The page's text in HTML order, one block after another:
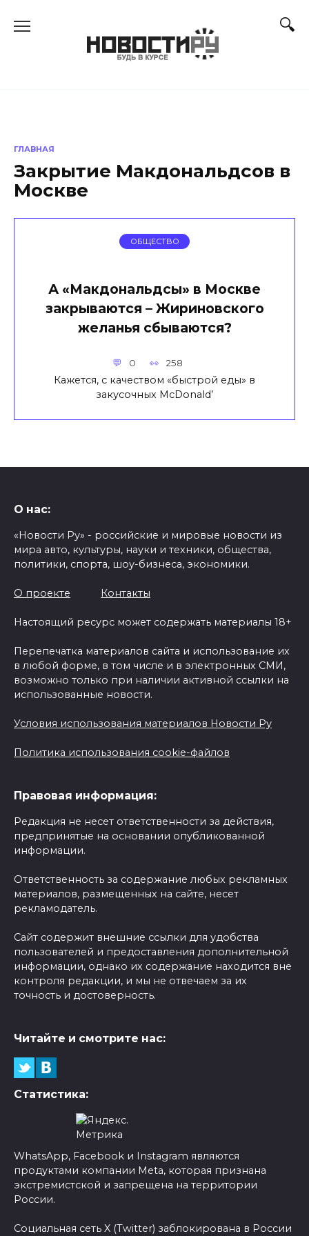
ГЛАВНАЯ
Закрытие Макдональдсов в
Москве
ОБЩЕСТВО
А «Макдональдсы» в Москве
закрываются – Жириновского
желанья сбываются?
0 258
Кажется, с качеством «быстрой еды» в
закусочных McDonald’
О нас:
«Новости Ру» - российские и мировые новости из
мира авто, культуры, науки и техники, общества,
политики, спорта, шоу-бизнеса, экономики.
О проекте Контакты
Настоящий ресурс может содержать материалы 18+
Перепечатка материалов сайта и использование их
в любой форме, в том числе и в электронных СМИ,
возможно только при наличии активной ссылки на
использованные новости.
Условия использования материалов Новости Ру
Политика использования cookie-файлов
Правовая информация:
Редакция не несет ответственности за действия,
предпринятые на основании опубликованной
информации.
Ответственность за содержание любых рекламных
материалов, размещенных на сайте, несет
рекламодатель.
Сайт содержит внешние ссылки для удобства
пользователей и предоставления дополнительной
информации, однако их содержание находится вне
контроля редакции, и мы не отвечаем за их
точность и достоверность.
Читайте и смотрите нас:
Статистика:
WhatsApp, Facebook и Instagram являются
продуктами компании Meta, которая признана
экстремистской и запрещена на территории
России.
Социальная сеть X (Twitter) заблокирована в России